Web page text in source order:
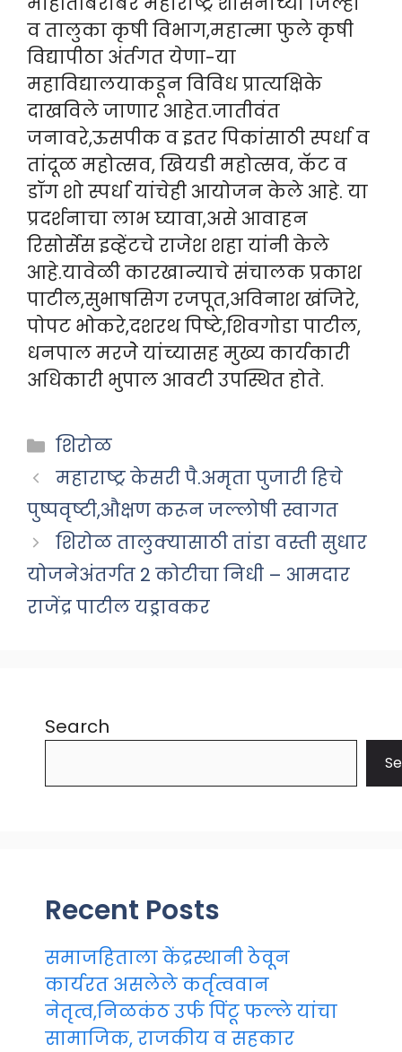
व तालुका कृषी विभाग,महात्मा फुले कृषी
विद्यापीठा अंर्तगत येणा-या
महाविद्यालयाकडून विविध प्रात्यक्षिके
दाखविले जाणार आहेत.जातीवंत
जनावरे,ऊसपीक व इतर पिकांसाठी स्पर्धा व
तांदूळ महोत्सव, खियडी महोत्सव, कॅट व
डॉग शो स्पर्धा यांचेही आयोजन केले आहे. या
प्रदर्शनाचा लाभ घ्यावा,असे आवाहन
रिसोर्सेस इव्हेंटचे राजेश शहा यांनी केले
आहे.यावेळी कारखान्याचे संचालक प्रकाश
पाटील,सुभाषसिग रजपूत,अविनाश खंजिरे,
पोपट भोकरे,दशरथ पिष्टे,शिवगोडा पाटील,
धनपाल मरजेे यांच्यासह मुख्य कार्यकारी
अधिकारी भुपाल आवटी उपस्थित होते.
Categories
शिरोळ
महाराष्ट्र केसरी पै.अमृता पुजारी हिचे
पुष्पवृष्टी,औक्षण करून जल्लोषी स्वागत
शिरोळ तालुक्यासाठी तांडा वस्ती सुधार
योजनेअंतर्गत 2 कोटीचा निधी – आमदार
राजेंद्र पाटील यड्रावकर
Search
Recent Posts
समाजहिताला केंद्रस्थानी ठेवून
कार्यरत असलेले कर्तृत्ववान
नेतृत्व,निळकंठ उर्फ पिंटू फल्ले यांचा
सामाजिक, राजकीय व सहकार